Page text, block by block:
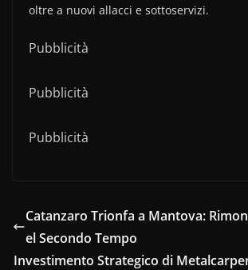
oltre a nuovi allacci e sottoservizi.
Pubblicità
Pubblicità
Pubblicità
Catanzaro Trionfa a Mantova:
el Secondo Tempo
Investimento Strategico di